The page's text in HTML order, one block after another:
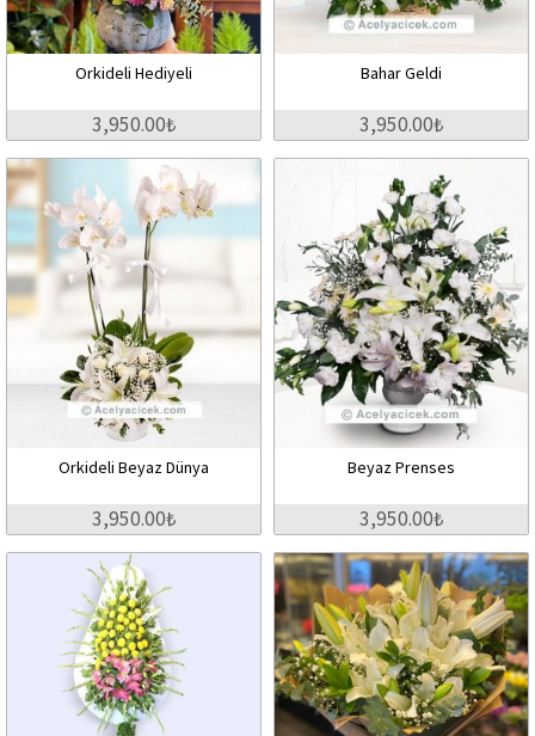
Orkideli Hediyeli
3,950.00₺
Bahar Geldi
3,950.00₺
Orkideli Beyaz Dünya
3,950.00₺
Beyaz Prenses
3,950.00₺